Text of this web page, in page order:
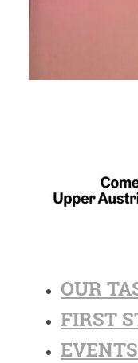
OUR
FIRST